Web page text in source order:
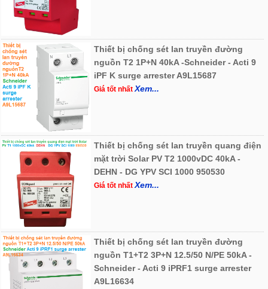
Thiết bị chống sét lan truyền đường
nguồn T2 1P+N 40kA -Schneider - Acti 9
iPF K surge arrester A9L15687
Giá tốt nhấtXem...
Thiết bị chống sét lan truyền quang điện
mặt trời Solar PV T2 1000vDC 40kA -
DEHN - DG YPV SCI 1000 950530
Giá tốt nhấtXem...
Thiết bị chống sét lan truyền đường
nguồn T1+T2 3P+N 12.5/50 N/PE 50kA -
Schneider - Acti 9 iPRF1 surge arrester
A9L16634